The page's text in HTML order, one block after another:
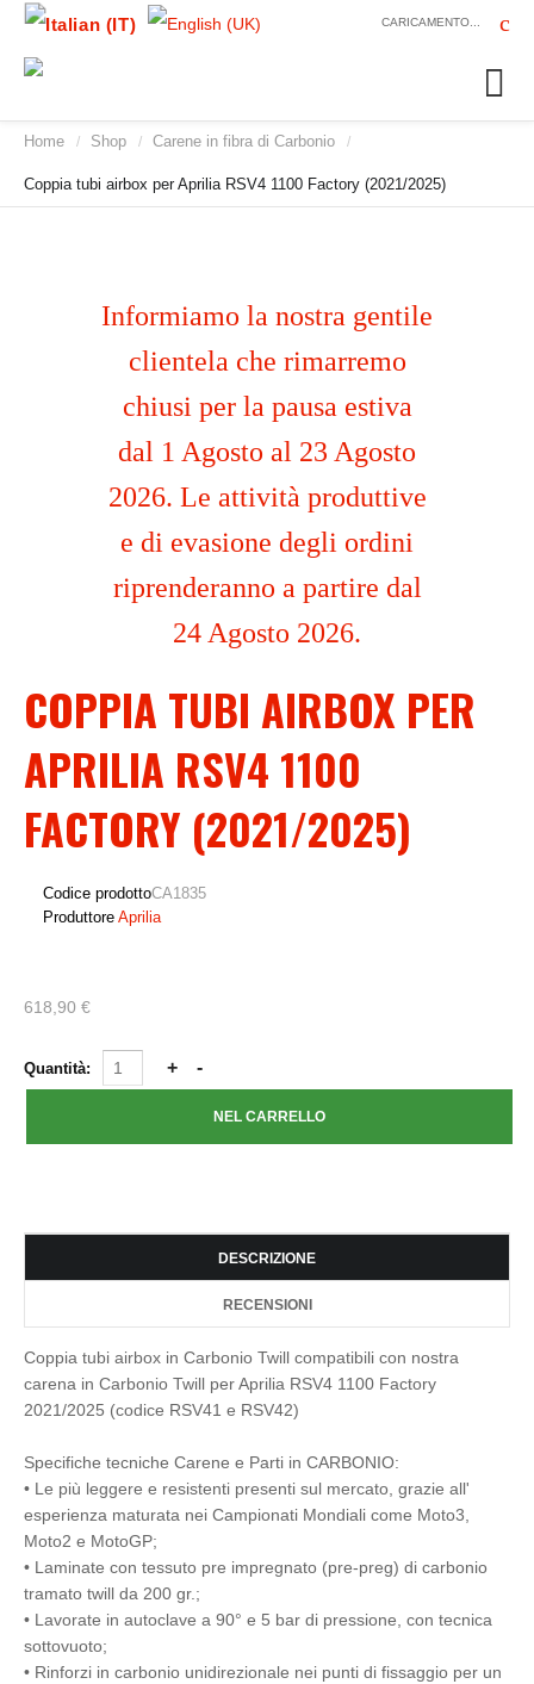
CARICAMENTO...
Home / Shop / Carene in fibra di Carbonio /
Coppia tubi airbox per Aprilia RSV4 1100 Factory (2021/2025)
Informiamo la nostra gentile
clientela che rimarremo
chiusi per la pausa estiva
dal 1 Agosto al 23 Agosto
2026. Le attività produttive
e di evasione degli ordini
riprenderanno a partire dal
24 Agosto 2026.
COPPIA TUBI AIRBOX PER
APRILIA RSV4 1100
FACTORY (2021/2025)
Codice prodottoCA1835
Produttore Aprilia
618,90 €
Quantità:
DESCRIZIONE
RECENSIONI
Coppia tubi airbox in Carbonio Twill compatibili con nostra
carena in Carbonio Twill per Aprilia RSV4 1100 Factory
2021/2025 (codice RSV41 e RSV42)
Specifiche tecniche Carene e Parti in CARBONIO:
• Le più leggere e resistenti presenti sul mercato, grazie all'
esperienza maturata nei Campionati Mondiali come Moto3,
Moto2 e MotoGP;
• Laminate con tessuto pre impregnato (pre-preg) di carbonio
tramato twill da 200 gr.;
• Lavorate in autoclave a 90° e 5 bar di pressione, con tecnica
sottovuoto;
• Rinforzi in carbonio unidirezionale nei punti di fissaggio per un